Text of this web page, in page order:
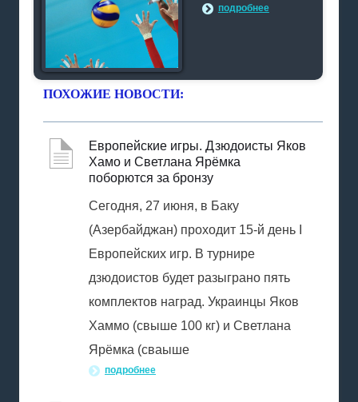
подробнее
ПОХОЖИЕ НОВОСТИ:
Европейские игры. Дзюдоисты Яков
Хамо и Светлана Ярёмка
поборются за бронзу
Сегодня, 27 июня, в Баку
(Азербайджан) проходит 15-й день I
Европейских игр. В турнире
дзюдоистов будет разыграно пять
комплектов наград. Украинцы Яков
Хаммо (свыше 100 кг) и Светлана
Ярёмка (сваыше
подробнее